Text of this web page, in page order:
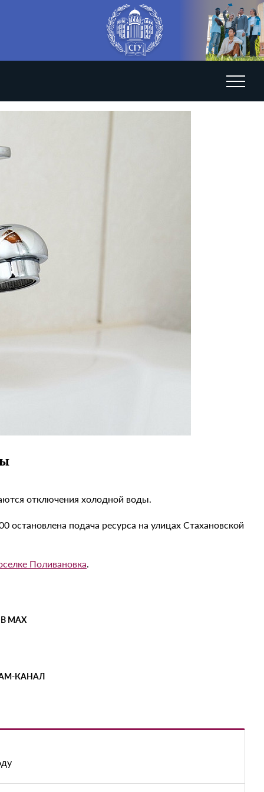
отключения холодной воды.
подача ресурса на улицах Стахановской
Поливановка.
MAX
КАНАЛ